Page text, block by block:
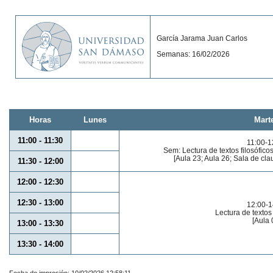
García Jarama Juan Carlos
Semanas: 16/02/2026
Horas Lunes
11:00 - 11:30
11:00-
Sem: Lectura de textos
[Aula 23; Aula 26; Sala de
11:30 - 12:00
12:00 - 12:30
12:00-
Lectura de
[Aula
12:30 - 13:00
13:00 - 13:30
13:30 - 14:00